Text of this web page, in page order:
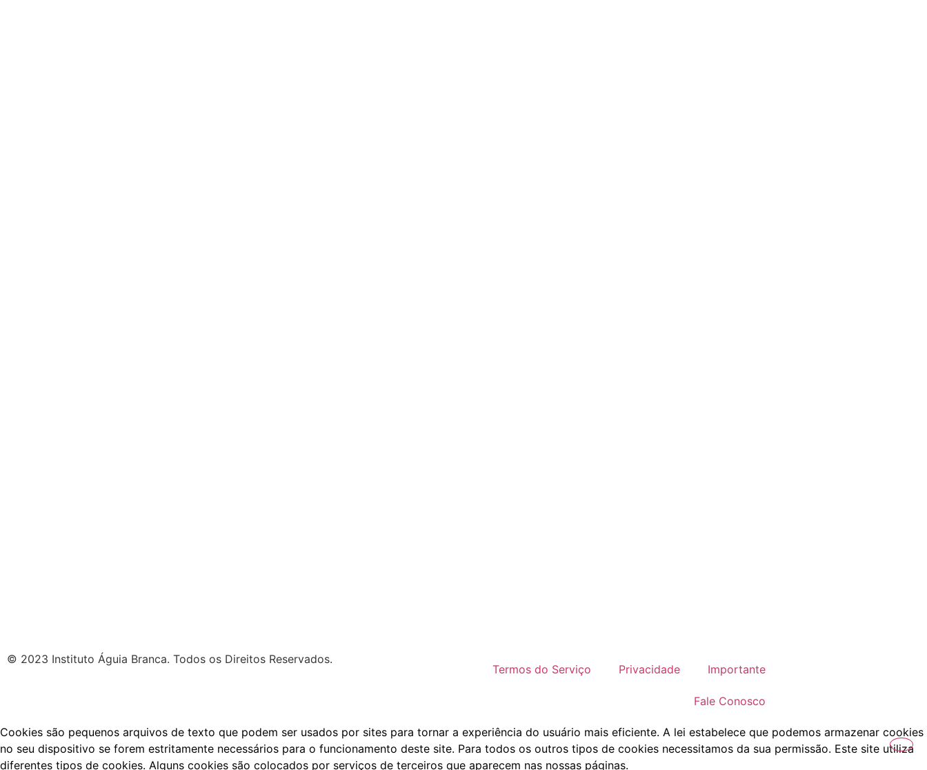
© 2023 Instituto Águia Branca. Todos os Direitos Reservados.
Termos do Serviço Privacidade Importante
Fale Conosco
Cookies são pequenos arquivos de texto que podem ser usados por sites para tornar a experiência do usuário mais eficiente. A lei estabelece que podemos armazenar cookies
no seu dispositivo se forem estritamente necessários para o funcionamento deste site. Para todos os outros tipos de cookies necessitamos da sua permissão. Este site utiliza
diferentes tipos de cookies. Alguns cookies são colocados por serviços de terceiros que aparecem nas nossas páginas.